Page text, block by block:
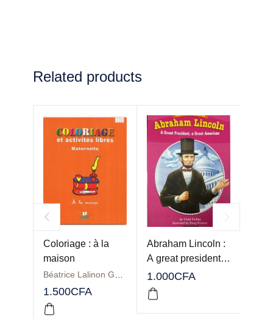
Related products
Coloriage : à la
maison
1.500CFA
Abraham Lincoln :
A great president…
1.000CFA